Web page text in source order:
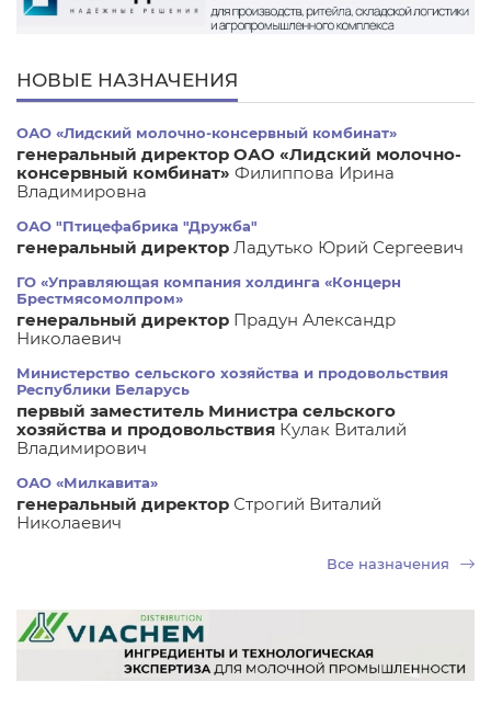
НОВЫЕ НАЗНАЧЕНИЯ
ОАО «Лидский молочно-консервный комбинат»
генеральный директор ОАО «Лидский молочно-
консервный комбинат» Филиппова Ирина
Владимировна
ОАО "Птицефабрика "Дружба"
генеральный директор Ладутько Юрий Сергеевич
ГО «Управляющая компания холдинга «Концерн
Брестмясомолпром»
генеральный директор Прадун Александр
Николаевич
Министерство сельского хозяйства и продовольствия
Республики Беларусь
первый заместитель Министра сельского
хозяйства и продовольствия Кулак Виталий
Владимирович
ОАО «Милкавита»
генеральный директор Строгий Виталий
Николаевич
Все назначения